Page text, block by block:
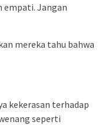
empati. Jangan
mereka tahu bahwa
kekerasan terhadap
seperti